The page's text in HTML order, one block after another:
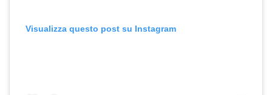
Visualizza questo post su Instagram